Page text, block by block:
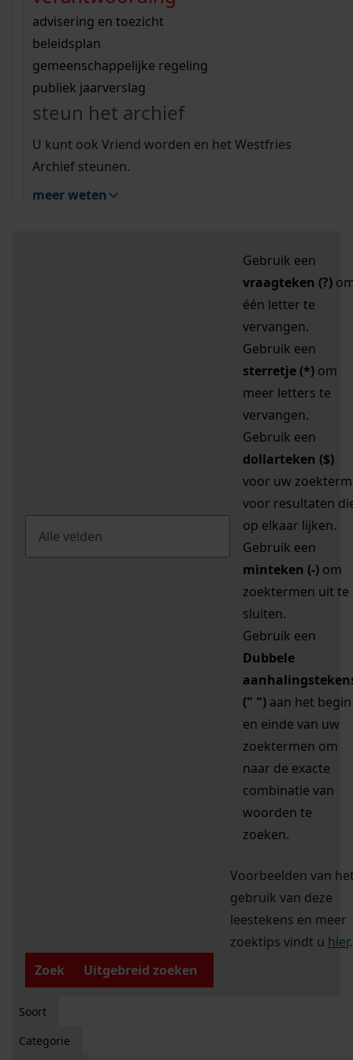
bouwvergunningen
omgevingsvergunningen
vergunningen
beeld en geluid
uitleg nodig?
Wij helpen u op weg met een aantal zoektips.
bekijk alle zoektips
Wij helpen u op weg met een aantal zoektips.
bekijk alle zoektips
bekijk ons geschiedenislokaal
advisering en toezicht
beleidsplan
gemeenschappelijke regeling
publiek jaarverslag
steun het archief
U kunt ook Vriend worden en het Westfries
Archief steunen.
meer weten
zoektips
Mijn Studiezaal (inloggen)
uw zoekopdracht te
Gebruik een
vraagteken (?)
één letter te
vervangen.
Gebruik een
sterretje (*) om
meer letters te
vervangen.
Gebruik een
dollarteken ($)
voor uw zoekterm
voor resultaten
op elkaar lijken.
Gebruik een
minteken (-) om
zoektermen uit te
sluiten.
Gebruik een
Dubbele
(" ") aan het begin
en einde van uw
zoektermen om
naar de exacte
combinatie van
woorden te
zoeken.
Voorbeelden van
gebruik van deze
leestekens en meer
zoektips vindt u hier.
Zoek
Uitgebreid zoeken
Soort
Categorie